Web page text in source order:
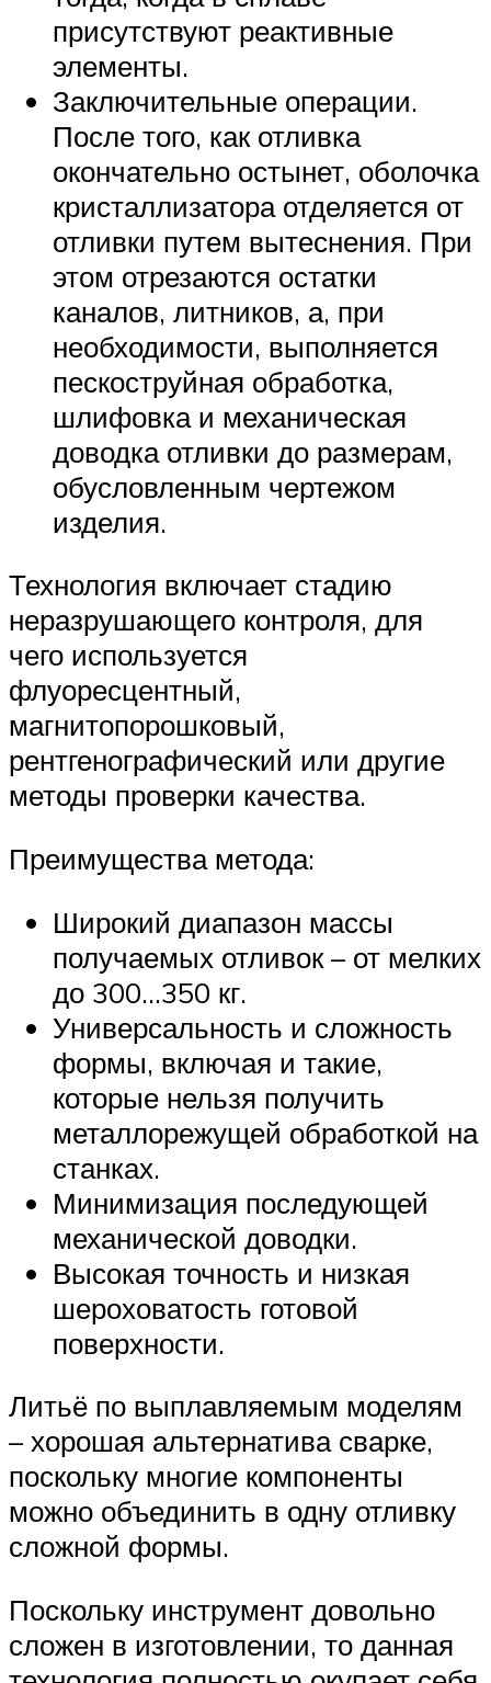
присутствуют реактивные
элементы.
Заключительные операции.
После того, как отливка
окончательно остынет, оболочка
кристаллизатора отделяется от
отливки путем вытеснения. При
этом отрезаются остатки
каналов, литников, а, при
необходимости, выполняется
пескоструйная обработка,
шлифовка и механическая
доводка отливки до размерам,
обусловленным чертежом
изделия.
Технология включает стадию
неразрушающего контроля, для
чего используется
флуоресцентный,
магнитопорошковый,
рентгенографический или другие
методы проверки качества.
Преимущества метода:
Широкий диапазон массы
получаемых отливок – от мелких
до 300…350 кг.
Универсальность и сложность
формы, включая и такие,
которые нельзя получить
металлорежущей обработкой на
станках.
Минимизация последующей
механической доводки.
Высокая точность и низкая
шероховатость готовой
поверхности.
Литьё по выплавляемым моделям
– хорошая альтернатива сварке,
поскольку многие компоненты
можно объединить в одну отливку
сложной формы.
Поскольку инструмент довольно
сложен в изготовлении, то данная